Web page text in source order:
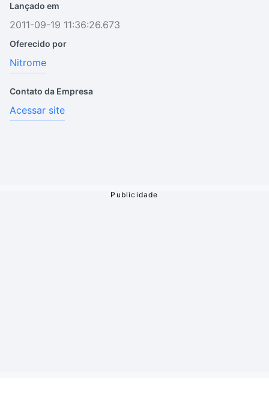
Lançado em
2011-09-19 11:36:26.673
Oferecido por
Nitrome
Contato da Empresa
Acessar site